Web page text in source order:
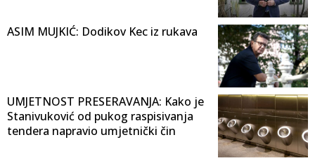
ASIM MUJKIĆ: Dodikov Kec iz rukava
UMJETNOST PRESERAVANJA: Kako je
Stanivuković od pukog raspisivanja
tendera napravio umjetnički čin